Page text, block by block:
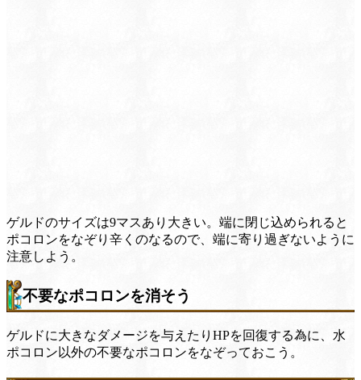
ゲルドのサイズは9マスあり大きい。端に閉じ込められると
ポコロンをなぞり辛くのなるので、端に寄り過ぎないように
注意しよう。
不要なポコロンを消そう
ゲルドに大きなダメージを与えたりHPを回復する為に、水
ポコロン以外の不要なポコロンをなぞっておこう。